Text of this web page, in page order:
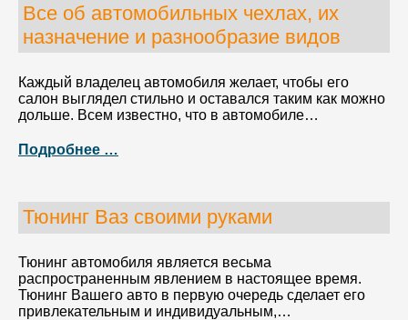
Все об автомобильных чехлах, их
назначение и разнообразие видов
Каждый владелец автомобиля желает, чтобы его
салон выглядел стильно и оставался таким как можно
дольше. Всем известно, что в автомобиле…
Подробнее …
Тюнинг Ваз своими руками
Тюнинг автомобиля является весьма
распространенным явлением в настоящее время.
Тюнинг Вашего авто в первую очередь сделает его
привлекательным и индивидуальным,…